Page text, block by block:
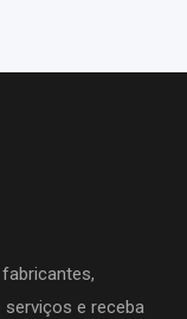
e receba